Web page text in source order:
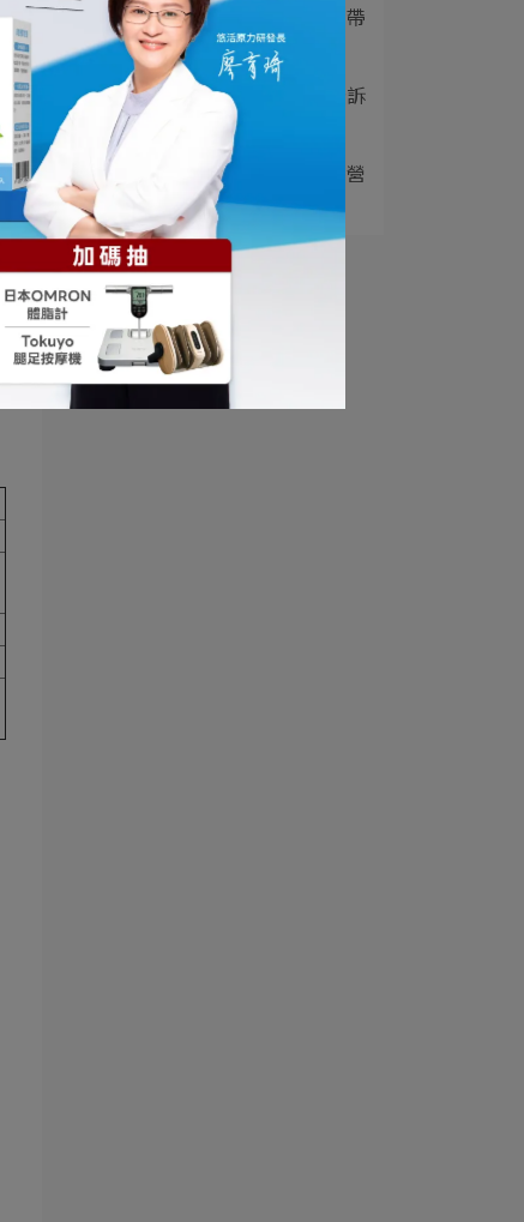
3
苦瓜胜肽的功效有哪些？帶
你一次了解副作用⋯
4 益生菌是什麼？營養師告訴
你功效、菌種與正⋯
5
瑞士乳桿菌功效有哪些？營
養師解析 LA2⋯